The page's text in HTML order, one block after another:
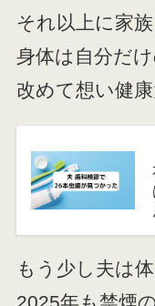
それ以上に家
身体は自分だ
改めて想い健
もう少し夫は